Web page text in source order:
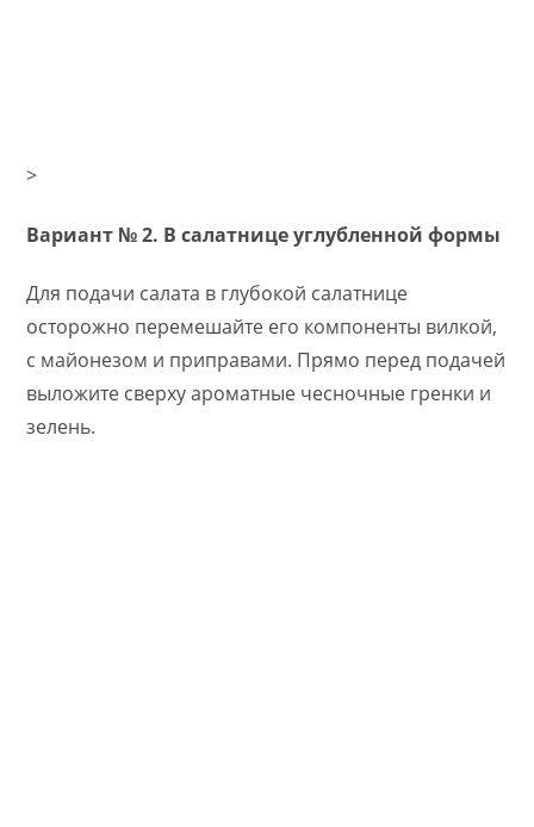
>
Вариант № 2. В салатнице углубленной формы
Для подачи салата в глубокой салатнице
осторожно перемешайте его компоненты вилкой,
с майонезом и приправами. Прямо перед подачей
выложите сверху ароматные чесночные гренки и
зелень.